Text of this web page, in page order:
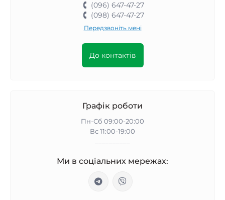
(096) 647-47-27
(098) 647-47-27
Передзвоніть мені
До контактів
Графік роботи
Пн-Сб 09:00-20:00
Вс 11:00-19:00
Ми в соціальних мережах: